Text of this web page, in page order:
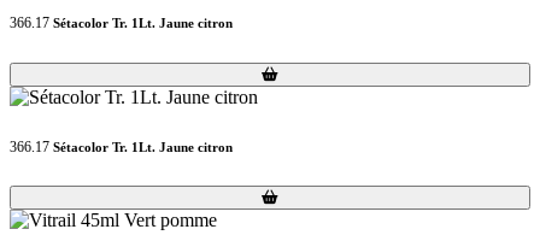
366.17 Sétacolor Tr. 1Lt. Jaune citron
Loading...
Loading...
366.17 Sétacolor Tr. 1Lt. Jaune citron
Loading...
Loading...